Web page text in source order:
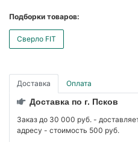
Подборки товаров:
Сверло FIT
Доставка Оплата
Доставка по г. Псков
Заказ до 30 000 руб. -
адресу - стоимость 500 руб.